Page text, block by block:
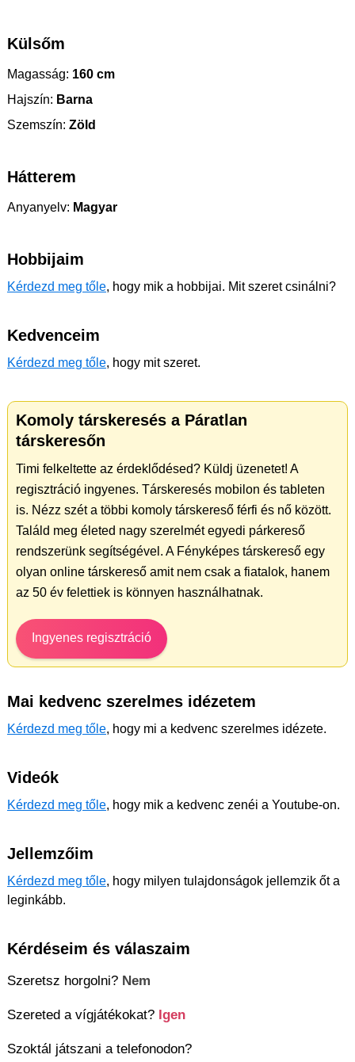
Külsőm
Magasság: 160 cm
Hajszín: Barna
Szemszín: Zöld
Hátterem
Anyanyelv: Magyar
Hobbijaim
Kérdezd meg tőle, hogy mik a hobbijai. Mit szeret csinálni?
Kedvenceim
Kérdezd meg tőle, hogy mit szeret.
Komoly társkeresés a Páratlan
társkeresőn
Timi felkeltette az érdeklődésed? Küldj üzenetet! A
regisztráció ingyenes. Társkeresés mobilon és tableten
is. Nézz szét a többi komoly társkereső férfi és nő között.
Találd meg életed nagy szerelmét egyedi párkereső
rendszerünk segítségével. A Fényképes társkereső egy
olyan online társkereső amit nem csak a fiatalok, hanem
az 50 év felettiek is könnyen használhatnak.
Ingyenes regisztráció
Mai kedvenc szerelmes idézetem
Kérdezd meg tőle, hogy mi a kedvenc szerelmes idézete.
Videók
Kérdezd meg tőle, hogy mik a kedvenc zenéi a Youtube-on.
Jellemzőim
Kérdezd meg tőle, hogy milyen tulajdonságok jellemzik őt a
leginkább.
Kérdéseim és válaszaim
Szeretsz horgolni? Nem
Szereted a vígjátékokat? Igen
Szoktál játszani a telefonodon?